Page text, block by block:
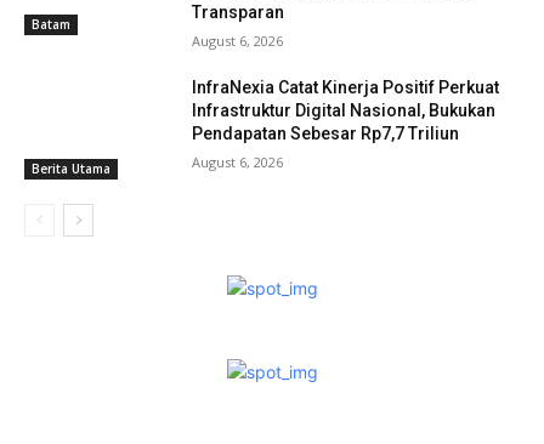
Batam
Transparan
August 6, 2026
Berita Utama
InfraNexia Catat Kinerja Positif Perkuat
Infrastruktur Digital Nasional, Bukukan
Pendapatan Sebesar Rp7,7 Triliun
August 6, 2026